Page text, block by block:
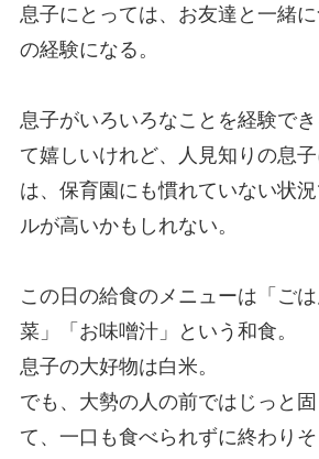
息子にとっては、お友達と一緒
の経験になる。
息子がいろいろなことを経験で
て嬉しいけれど、人見知りの息
は、保育園にも慣れていない状
ルが高いかもしれない。
この日の給食のメニューは「ご
菜」「お味噌汁」という和食。
息子の大好物は白米。
でも、大勢の人の前ではじっと
て、一口も食べられずに終わり